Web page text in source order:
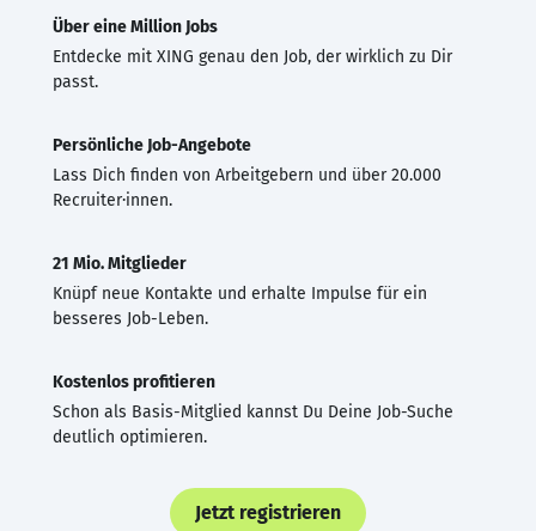
Über eine Million Jobs
Entdecke mit XING genau den Job, der wirklich zu Dir
passt.
Persönliche Job-Angebote
Lass Dich finden von Arbeitgebern und über 20.000
Recruiter·innen.
21 Mio. Mitglieder
Knüpf neue Kontakte und erhalte Impulse für ein
besseres Job-Leben.
Kostenlos profitieren
Schon als Basis-Mitglied kannst Du Deine Job-Suche
deutlich optimieren.
Jetzt registrieren